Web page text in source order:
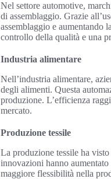
Nel settore automotive,
di assemblaggio. Grazie
assemblaggio e aumentando
controllo della qualità e una
Industria alimentare
Nell’industria alimentare,
degli alimenti. Questa
produzione. L’efficienza
mercato.
Produzione tessile
La produzione tessile ha
innovazioni hanno
maggiore flessibilità nella